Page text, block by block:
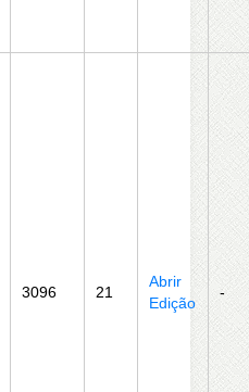
3096 21
Abrir
Edição
-